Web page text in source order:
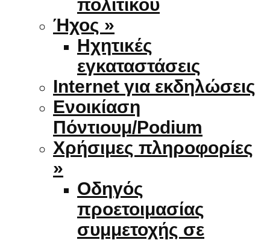
πολιτικού
Ήχος »
Ηχητικές
εγκαταστάσεις
Internet για εκδηλώσεις
Ενοικίαση
Πόντιουμ/Podium
Χρήσιμες πληροφορίες
»
Οδηγός
προετοιμασίας
συμμετοχής σε